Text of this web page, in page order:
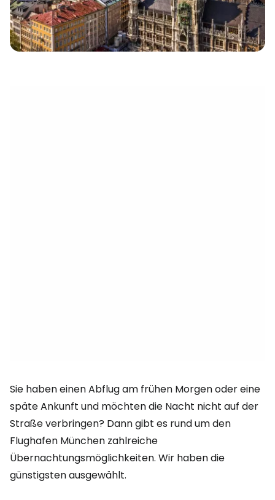
Sie haben einen Abflug am frühen Morgen oder eine
späte Ankunft und möchten die Nacht nicht auf der
Straße verbringen? Dann gibt es rund um den
Flughafen München zahlreiche
Übernachtungsmöglichkeiten. Wir haben die
günstigsten ausgewählt.